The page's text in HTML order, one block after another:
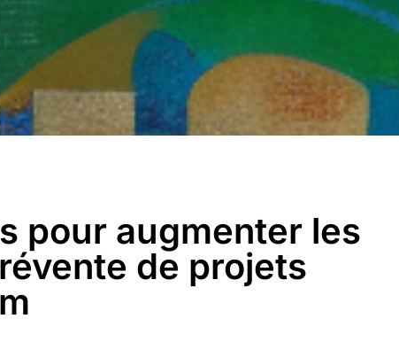
pour augmenter les
de projets